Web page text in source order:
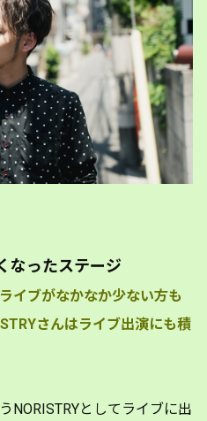
なったステージ
イブがなかなか少ない方も
さんはライブ出演にも積
NORISTRYとしてライブに出